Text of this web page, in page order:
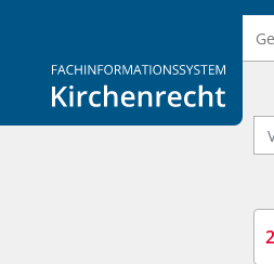
Logo Fachinformationssystem